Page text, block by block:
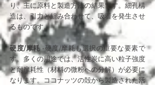
り、主に原料と製造方法の結果です。細孔構
造は、引力と組み合わせて、吸着を発生させ
るものです。
硬度/摩耗-硬度/摩耗も選択の重要な要素で
す。多くの用途では、活性炭に高い粒子強度
と耐摩耗性（材料の微粉への分解）が必要に
なります。ココナッツの殻から製造された活